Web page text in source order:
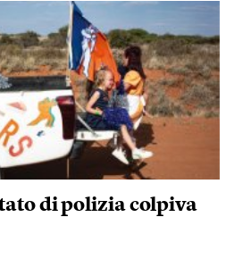
di polizia colpiva